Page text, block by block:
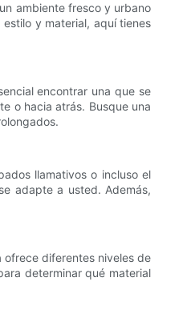
ambiente fresco y urbano
y material, aquí tienes
encontrar una que se
o hacia atrás. Busque una
llamativos o incluso el
adapte a usted. Además,
ofrece diferentes niveles de
determinar qué material